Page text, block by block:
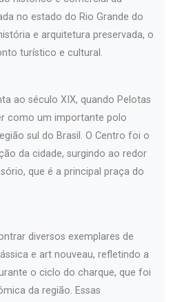
no estado do Rio Grande do
e arquitetura preservada, o
turístico e cultural.
ao século XIX, quando Pelotas
como um importante polo
sul do Brasil. O Centro foi o
da cidade, surgindo ao redor
que é a principal praça do
diversos exemplares de
e art nouveau, refletindo a
o ciclo do charque, que foi
da região. Essas